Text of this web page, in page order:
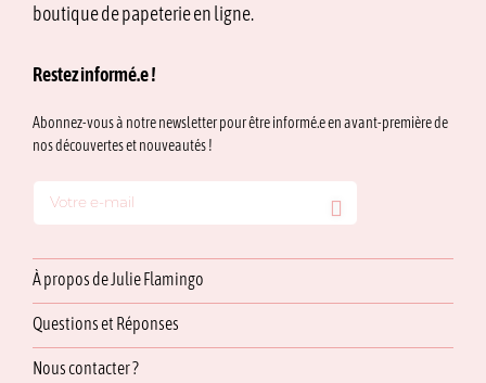
la
boutique de papeterie en ligne.
Restez informé.e !
Abonnez-vous à notre newsletter pour être informé.e en avant-première de
nos découvertes et nouveautés !
À propos de Julie Flamingo
Questions et Réponses
Nous contacter ?